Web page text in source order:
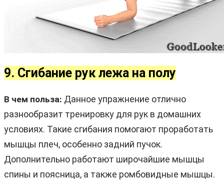
9. Сгибание рук лежа на полу
В чем польза: Данное упражнение отлично
разнообразит тренировку для рук в домашних
условиях. Такие сгибания помогают проработать
мышцы плеч, особенно задний пучок.
Дополнительно работают широчайшие мышцы
спины и поясница, а также ромбовидные мышцы.